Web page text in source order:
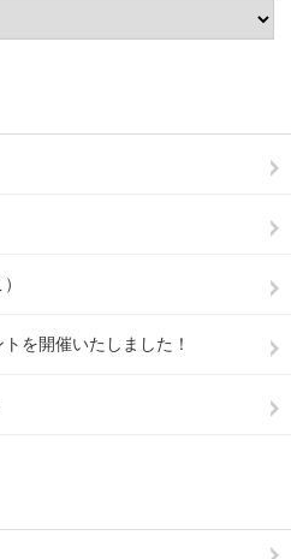
を開催いたしました！